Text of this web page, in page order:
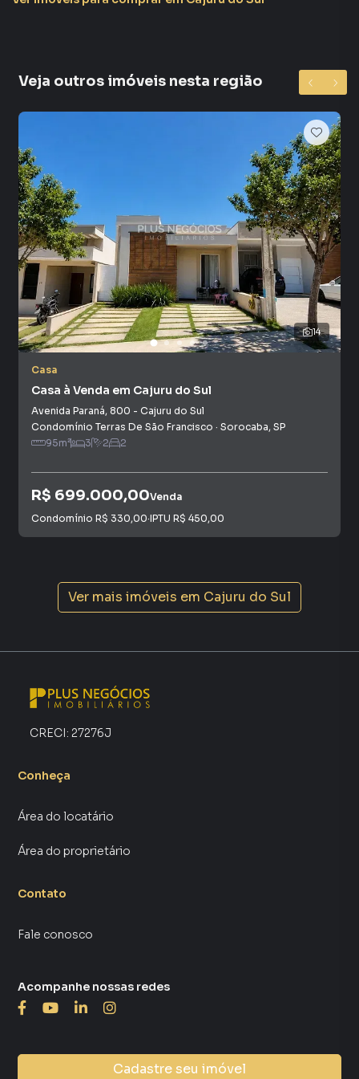
alugar seu imóvel muito mais rápido do que em imobiliárias
tradicionais. Já vendemos e locamos diversos imóveis em
Sorocaba, especialmente em Cajuru do Sul. Isso porque
temos uma equipe de marketing digital focada em produzir
campanhas específicas para Sorocaba, o que aumenta
muito o número de contatos interessados e tendo como
consequência uma maior chance de vender ou alugar seu
imóvel mais rápido. Contamos também com um time de
programadores, corretores treinados e uma central de
atendimento preparada para atender proprietários e
inquilinos.
Veja outros imóveis nesta região
14
Casa
Casa à Venda em Cajuru do Sul
Avenida Paraná, 800 - Cajuru do Sul
Condomínio Terras De São Francisco · Sorocaba, SP
95m² 3 2 2
R$ 699.000,00Venda
Condomínio R$ 330,00·IPTU R$ 450,00
Ver mais imóveis em Cajuru do Sul
CRECI: 27276J
Conheça
Área do locatário
Área do proprietário
Contato
Fale conosco
Cadastre seu imóvel
Acompanhe nossas redes